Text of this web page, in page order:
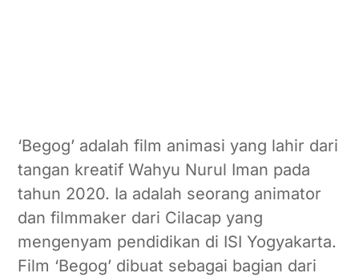
‘Begog’ adalah film animasi yang lahir dari
tangan kreatif Wahyu Nurul Iman pada
tahun 2020. Ia adalah seorang animator
dan filmmaker dari Cilacap yang
mengenyam pendidikan di ISI Yogyakarta.
Film ‘Begog’ dibuat sebagai bagian dari